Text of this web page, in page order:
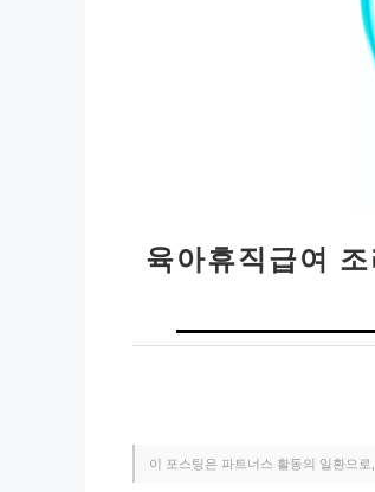
육아휴직급여
이 포스팅은 파트너스 활동의 일환으